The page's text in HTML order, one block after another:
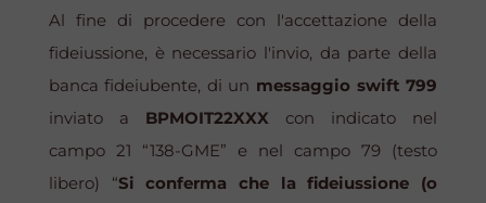
Al fine di procedere con l'accettazione della
fideiussione, è necessario l'invio, da parte della
banca fideiubente, di un messaggio swift 799
inviato a BPMOIT22XXX con indicato nel
campo 21 “138-GME” e nel campo 79 (testo
libero) “Si conferma che la fideiussione (o